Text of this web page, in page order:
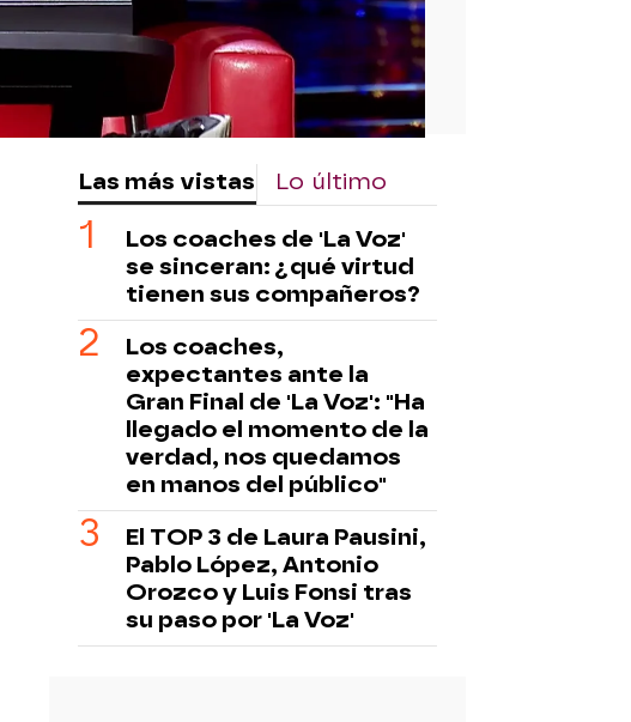
Las más vistas Lo último
Los coaches de 'La Voz'
se sinceran: ¿qué virtud
tienen sus compañeros?
Los coaches,
expectantes ante la
Gran Final de 'La Voz': "Ha
llegado el momento de la
verdad, nos quedamos
en manos del público"
El TOP 3 de Laura Pausini,
Pablo López, Antonio
Orozco y Luis Fonsi tras
su paso por 'La Voz'